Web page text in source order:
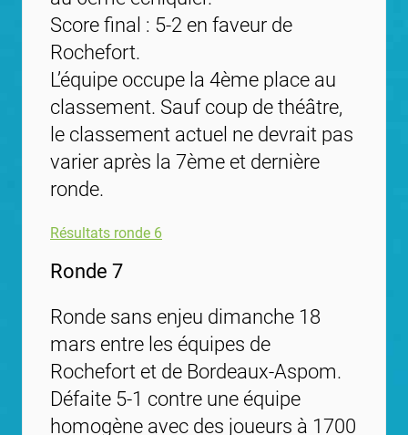
Score final : 5-2 en faveur de
Rochefort.
L’équipe occupe la 4ème place au
classement. Sauf coup de théâtre,
le classement actuel ne devrait pas
varier après la 7ème et dernière
ronde.
Résultats ronde 6
Ronde 7
Ronde sans enjeu dimanche 18
mars entre les équipes de
Rochefort et de Bordeaux-Aspom.
Défaite 5-1 contre une équipe
homogène avec des joueurs à 1700